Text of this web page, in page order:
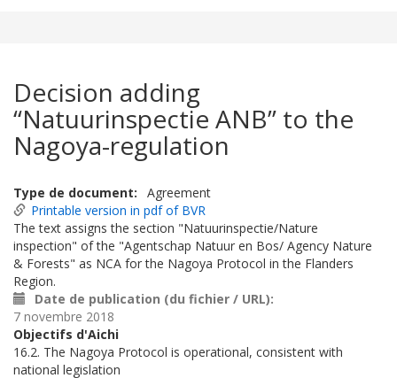
Decision adding
“Natuurinspectie ANB” to the
Nagoya-regulation
Type de document
Agreement
Printable version in pdf of BVR
The text assigns the section "Natuurinspectie/Nature
inspection" of the "Agentschap Natuur en Bos/ Agency Nature
& Forests" as NCA for the Nagoya Protocol in the Flanders
Region.
Date de publication (du fichier / URL)
7 novembre 2018
Objectifs d'Aichi
16.2. The Nagoya Protocol is operational, consistent with
national legislation